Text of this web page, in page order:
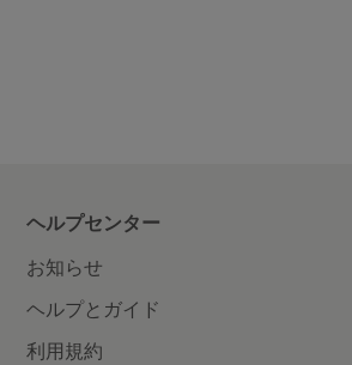
ヘルプセンター
お知らせ
ヘルプとガイド
利用規約